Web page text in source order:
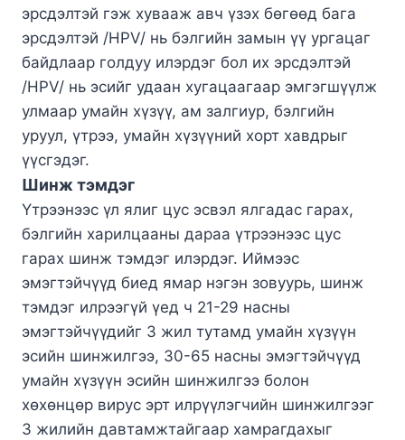
эрсдэлтэй гэж хувааж авч үзэх бөгөөд бага
эрсдэлтэй /HPV/ нь бэлгийн замын үү ургацаг
байдлаар голдуу илэрдэг бол их эрсдэлтэй
/HPV/ нь эсийг удаан хугацаагаар эмгэгшүүлж
улмаар умайн хүзүү, ам залгиур, бэлгийн
уруул, үтрээ, умайн хүзүүний хорт хавдрыг
үүсгэдэг.
Шинж тэмдэг
Үтрээнээс үл ялиг цус эсвэл ялгадас гарах,
бэлгийн харилцааны дараа үтрээнээс цус
гарах шинж тэмдэг илэрдэг. Иймээс
эмэгтэйчүүд биед ямар нэгэн зовуурь, шинж
тэмдэг илрээгүй үед ч 21-29 насны
эмэгтэйчүүдийг 3 жил тутамд умайн хүзүүн
эсийн шинжилгээ, 30-65 насны эмэгтэйчүүд
умайн хүзүүн эсийн шинжилгээ болон
хөхөнцөр вирус эрт илрүүлэгчийн шинжилгээг
3 жилийн давтамжтайгаар хамрагдахыг